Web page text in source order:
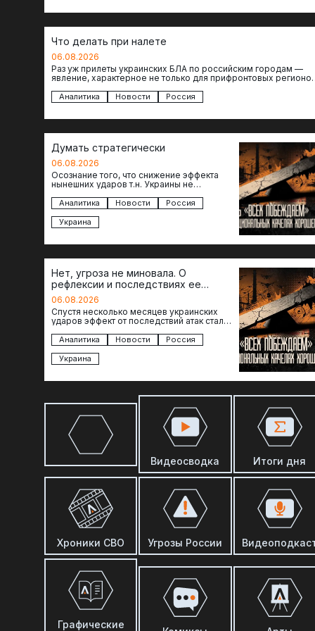
Что делать при налете
06.08.2026
Раз уж прилеты украинских БЛА по российским городам —
явление, характерное не только для прифронтовых
Аналитика Новости Россия
Думать стратегически
06.08.2026
Осознание того, что снижение эффекта
нынешних ударов т.н. Украины не
— повод задаться вопросом: что делать…
Аналитика Новости
Россия
Украина
Нет, угроза не миновала. О
рефлексии и последствиях ее
отсутствия
06.08.2026
Спустя несколько месяцев украинских
ударов эффект от последствий атак стал
коллапса розничной торговли не…
Аналитика Новости
Россия
Украина
Видеосводка Итоги дня
Хроники СВО Угрозы России
Графические